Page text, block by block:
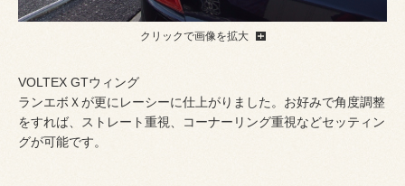
クリックで画像を拡大
VOLTEX GTウィング
ランエボＸが更にレーシーに仕上がりました。お好みで角度調整
をすれば、ストレート重視、コーナーリング重視などセッティン
グが可能です。